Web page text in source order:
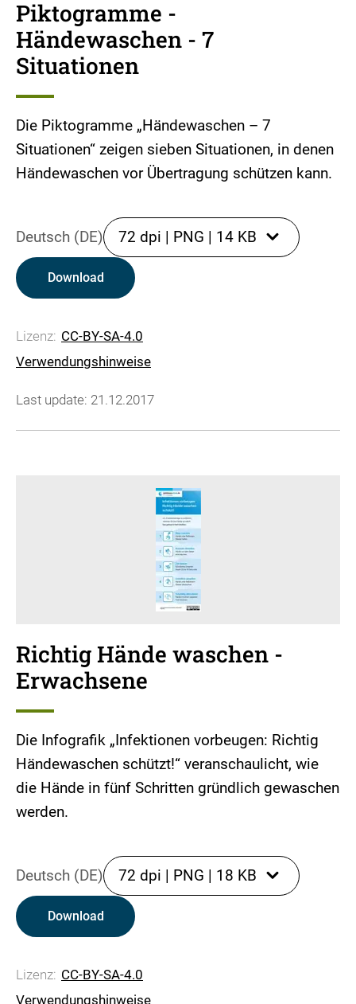
Piktogramme -
Händewaschen - 7
Situationen
Die Piktogramme „Händewaschen – 7
Situationen“ zeigen sieben Situationen, in denen
Händewaschen vor Übertragung schützen kann.
Deutsch (DE) 72 dpi | PNG | 14 KB
Download
Lizenz: CC-BY-SA-4.0
Verwendungshinweise
Last update: 21.12.2017
Richtig Hände waschen -
Erwachsene
Die Infografik „Infektionen vorbeugen: Richtig
Händewaschen schützt!“ veranschaulicht, wie
die Hände in fünf Schritten gründlich gewaschen
werden.
Deutsch (DE) 72 dpi | PNG | 18 KB
Download
Lizenz: CC-BY-SA-4.0
Verwendungshinweise